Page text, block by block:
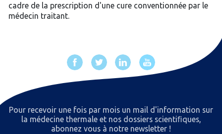
cadre de la prescription d'une cure conventionnée par le
médecin traitant.
Pour recevoir une fois par mois un mail d'information sur
la médecine thermale et nos dossiers scientiﬁques,
abonnez vous à notre newsletter !